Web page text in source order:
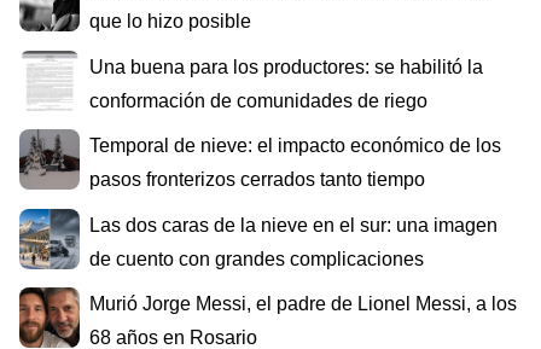
que lo hizo posible
Una buena para los productores: se habilitó la
conformación de comunidades de riego
Temporal de nieve: el impacto económico de los
pasos fronterizos cerrados tanto tiempo
Las dos caras de la nieve en el sur: una imagen
de cuento con grandes complicaciones
Murió Jorge Messi, el padre de Lionel Messi, a los
68 años en Rosario